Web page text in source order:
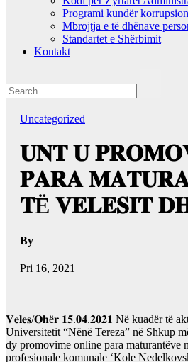
Programi kundër
Mbrojtja e të dhënave
Standartet e Shërbimit
Kontakt
Uncategorized
𝐔𝐍𝐓 𝐔
𝐏𝐀𝐑𝐀
𝐓Ë 𝐕𝐄𝐋𝐄𝐒𝐈𝐓
By
Pri 16, 2021
𝐕𝐞𝐥𝐞𝐬/𝐎𝐡ë𝐫 𝟏𝟓.𝟎𝟒.𝟐𝟎𝟐𝟏 Në kuadër të
Universitetit “Nënë Tereza” në Shkup
dy promovime online para maturantëve
profesionale komunale ‘Kole